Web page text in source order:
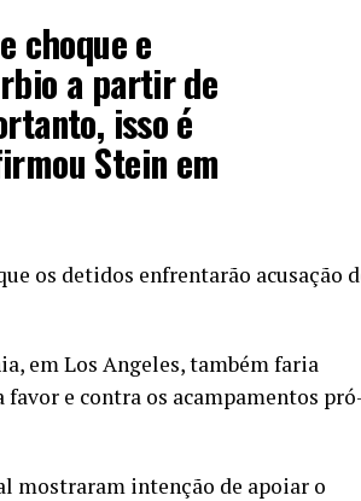
choque e
a partir de
isso é
Stein em
os detidos enfrentarão acusação
em Los Angeles, também faria
e contra os acampamentos
mostraram intenção de apoiar o